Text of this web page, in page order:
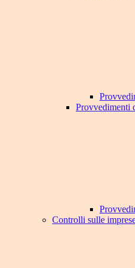
Provvedimenti
Controlli sulle